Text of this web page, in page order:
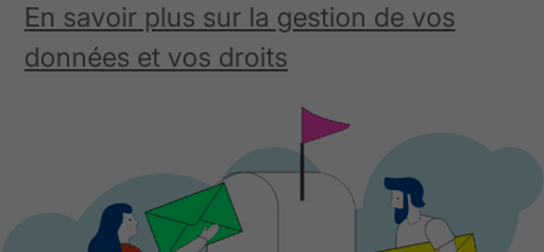
En savoir plus sur la gestion de vos
données et vos droits